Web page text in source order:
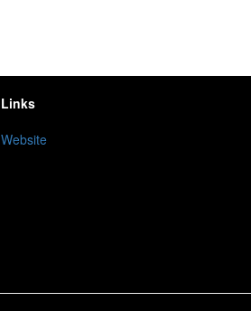
Links
Website